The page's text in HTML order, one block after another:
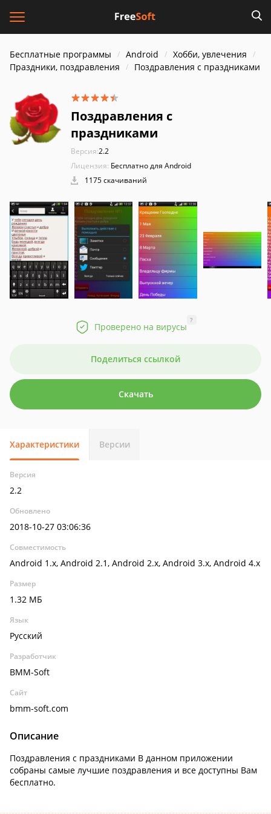
Бесплатные программы Android
Хобби, увлечения
Праздники, поздравления
Поздравления с праздниками
Поздравления с
праздниками
Версия:2.2
Лицензия: Бесплатно для Android
1175 скачиваний
Проверено на вирусы
?
Поделиться ссылкой
Скачать
Характеристики Версии
Версия
2.2
Обновлено
2018-10-27 03:06:36
Совместимость
Android 1.x, Android 2.1, Android 2.x, Android 3.x, Android 4.x
Размер
1.32 МБ
Язык
Русский
Разработчик
BMM-Soft
Сайт
bmm-soft.com
Описание
Поздравления с праздниками В данном приложении
собраны самые лучшие поздравления и все доступны Вам
бесплатно.